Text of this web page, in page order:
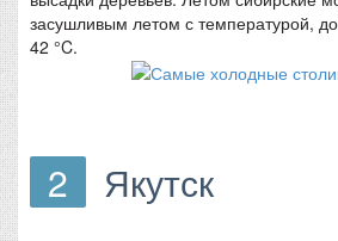
засушливым летом с температурой,
42 °C.
2 Якутск